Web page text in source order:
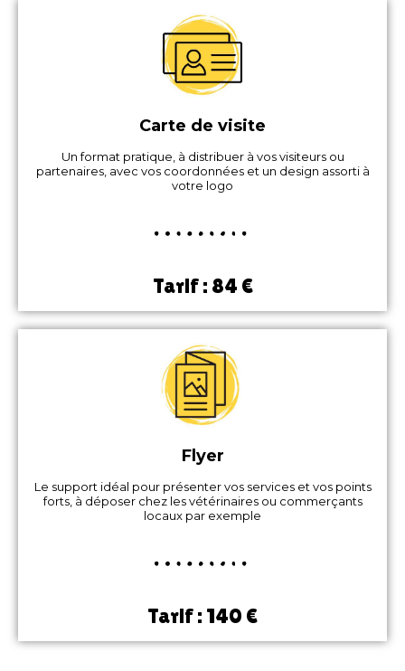
Carte de visite
Un format pratique, à distribuer à vos visiteurs ou
partenaires, avec vos coordonnées et un design assorti à
votre logo
Tarif : 84 €
Flyer
Le support idéal pour présenter vos services et vos points
forts, à déposer chez les vétérinaires ou commerçants
locaux par exemple
Tarif : 140 €